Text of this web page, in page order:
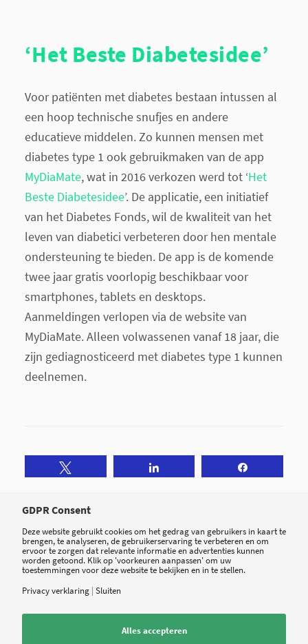
‘Het Beste Diabetesidee’
Voor patiënten met diabetes bestaan intussen al
een hoop technische snufjes en andere
educatieve middelen. Zo kunnen mensen met
diabetes type 1 ook gebruikmaken van de app
MyDiaMate, wat in 2016 verkozen werd tot ‘Het
Beste Diabetesidee’. De applicatie, een initiatief
van het Diabetes Fonds, wil de kwaliteit van het
leven van diabetici verbeteren door hen mentale
ondersteuning te bieden. De app is de komende
twee jaar gratis voorlopig beschikbaar voor
smartphones, tablets en desktops.
Aanmeldingen verlopen via de website van
MyDiaMate. Alleen volwassenen vanaf 18 jaar, die
zijn gediagnosticeerd met diabetes type 1 kunnen
deelnemen.
0
GDPR Consent
Deze website gebruikt cookies om het gedrag van gebruikers in kaart te
brengen, te analyseren, de gebruikerservaring te verbeteren en om
ervoor te zorgen dat relevante informatie en advertenties kunnen
worden getoond. Klik op 'voorkeuren aanpassen' om uw
toestemmingen voor deze website te bekijken en in te stellen.
Privacy verklaring | Sluiten
Alles accepteren